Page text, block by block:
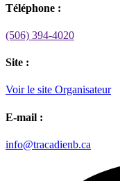
Téléphone :
(506) 394-4020
Site :
Voir le site Organisateur
E-mail :
info@tracadienb.ca